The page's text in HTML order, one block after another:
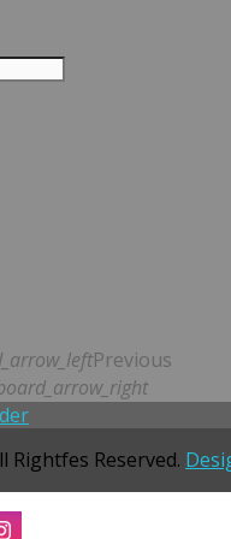
Previous
Rightfes Reserved.